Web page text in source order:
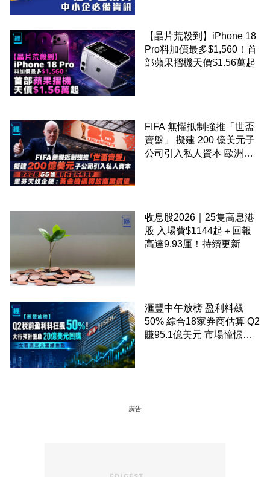
【晶片荒殺到】iPhone 18
Pro料加價最多$1,560！首
部蘋果摺機天價$1.56萬起
FIFA 無懼抵制強推「世盃
賣盤」 擬建 200 億美元子
公司引入私人資本 歐洲足
收息股2026｜25隻高息港
股 入場費$1144起＋回報
高達9.93厘！持續更新
滙豐中午放榜 盈利料飆
50% 綜合18家券商估算 Q2
賺95.1億美元 市場憧憬重
廣告